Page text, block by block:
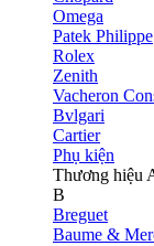
Omega
Patek Philippe
Rolex
Zenith
Vacheron
Bvlgari
Cartier
Phụ kiện
Thương hiệu
B
Breguet
Baume &